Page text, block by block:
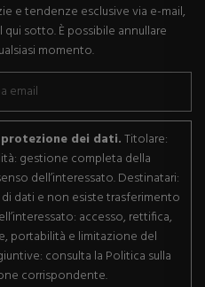
e tendenze esclusive via e-mail,
sotto. È possibile annullare
momento.
dei dati.Titolare:
gestione completa della
dell’interessato. Destinatari:
dati e non esiste trasferimento
accesso, rettifica,
portabilità e limitazione del
consulta la Politica sulla
corrispondente.